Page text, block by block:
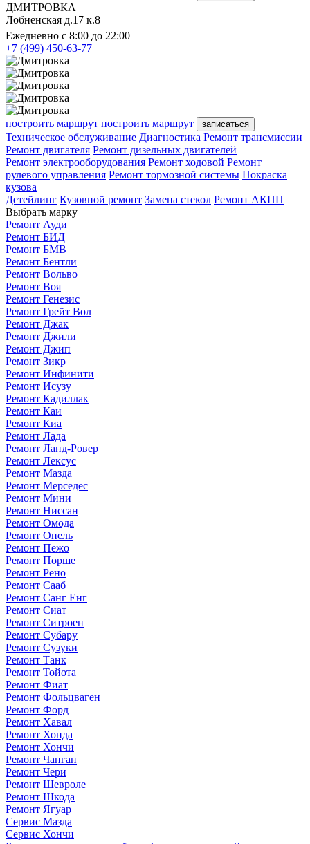
ДМИТРОВКА
Лобненская д.17 к.8
Ежедневно с 8:00 до 22:00
+7 (499) 450-63-77
построить маршрут построить маршрут записаться
Техническое обслуживание Диагностика Ремонт трансмиссии
Ремонт двигателя Ремонт дизельных двигателей
Ремонт электрооборудования Ремонт ходовой Ремонт
рулевого управления Ремонт тормозной системы Покраска
кузова
Детейлинг Кузовной ремонт Замена стекол Ремонт АКПП
Выбрать марку
Ремонт Ауди
Ремонт БИД
Ремонт БМВ
Ремонт Бентли
Ремонт Вольво
Ремонт Воя
Ремонт Генезис
Ремонт Грейт Вол
Ремонт Джак
Ремонт Джили
Ремонт Джип
Ремонт Зикр
Ремонт Инфинити
Ремонт Исузу
Ремонт Кадиллак
Ремонт Каи
Ремонт Киа
Ремонт Лада
Ремонт Ланд-Ровер
Ремонт Лексус
Ремонт Мазда
Ремонт Мерседес
Ремонт Мини
Ремонт Ниссан
Ремонт Омода
Ремонт Опель
Ремонт Пежо
Ремонт Порше
Ремонт Рено
Ремонт Сааб
Ремонт Санг Енг
Ремонт Сиат
Ремонт Ситроен
Ремонт Субару
Ремонт Сузуки
Ремонт Танк
Ремонт Тойота
Ремонт Фиат
Ремонт Фольцваген
Ремонт Форд
Ремонт Хавал
Ремонт Хонда
Ремонт Хончи
Ремонт Чанган
Ремонт Чери
Ремонт Шевроле
Ремонт Шкода
Ремонт Ягуар
Сервис Мазда
Сервис Хончи